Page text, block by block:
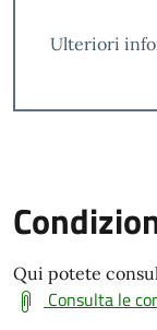
Ulteriori
Qui potete
Consulta le